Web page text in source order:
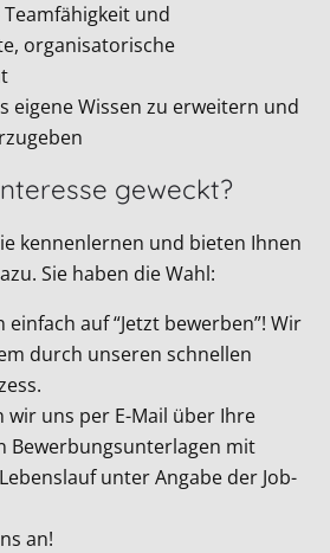
und
organisatorische
eigene Wissen zu erweitern und
geweckt?
kennenlernen und bieten Ihnen
Sie haben die Wahl:
einfach auf “Jetzt bewerben”! Wir
durch unseren schnellen
uns per E-Mail über Ihre
Bewerbungsunterlagen mit
unter Angabe der Job-
an!